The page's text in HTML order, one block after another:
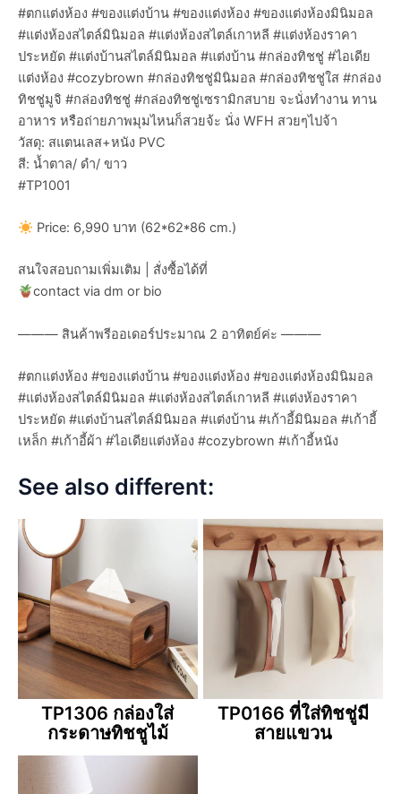
#ตกแต่งห้อง #ของแต่งบ้าน #ของแต่งห้อง #ของแต่งห้องมินิมอล
#แต่งห้องสไตล์มินิมอล #แต่งห้องสไตล์เกาหลี #แต่งห้องราคา
ประหยัด #แต่งบ้านสไตล์มินิมอล #แต่งบ้าน #กล่องทิชชู่ #ไอเดีย
แต่งห้อง #cozybrown #กล่องทิชชู่มินิมอล #กล่องทิชชู่ใส #กล่อง
ทิชชู่มูจิ #กล่องทิชชู่ #กล่องทิชชู่เซรามิกสบาย จะนั่งทำงาน ทาน
อาหาร หรือถ่ายภาพมุมไหนก็สวยจ้ะ นั่ง WFH สวยๆไปจ้า
วัสดุ: สแตนเลส+หนัง PVC
สี: น้ำตาล/ ดำ/ ขาว
#TP1001
Price: 6,990 บาท (62*62*86 cm.)
สนใจสอบถามเพิ่มเติม | สั่งซื้อได้ที่
contact via dm or bio
——— สินค้าพรีออเดอร์ประมาณ 2 อาทิตย์ค่ะ ———
#ตกแต่งห้อง #ของแต่งบ้าน #ของแต่งห้อง #ของแต่งห้องมินิมอล
#แต่งห้องสไตล์มินิมอล #แต่งห้องสไตล์เกาหลี #แต่งห้องราคา
ประหยัด #แต่งบ้านสไตล์มินิมอล #แต่งบ้าน #เก้าอี้มินิมอล #เก้าอี้
เหล็ก #เก้าอี้ผ้า #ไอเดียแต่งห้อง #cozybrown #เก้าอี้หนัง
See also different:
TP1306 กล่องใส่
กระดาษทิชชูไม้
TP0166 ที่ใส่ทิชชู่มี
สายแขวน